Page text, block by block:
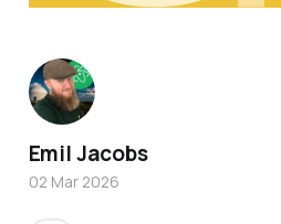
Emil Jacobs
02 Mar 2026